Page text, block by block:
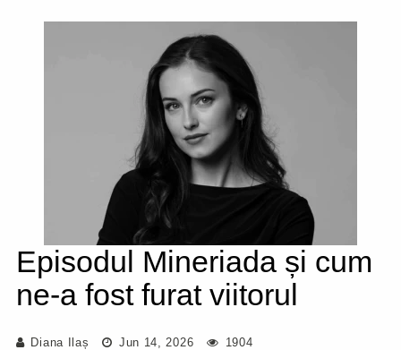
Episodul Mineriada și cum
ne-a fost furat viitorul
Diana Ilaș Jun 14, 2026 1904